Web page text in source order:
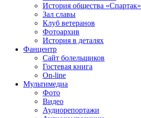
История общества «Спартак»
Зал славы
Клуб ветеранов
Фотоархив
История в деталях
Фанцентр
Сайт болельщиков
Гостевая книга
On-line
Мультимедиа
Фото
Видео
Аудиорепортажи